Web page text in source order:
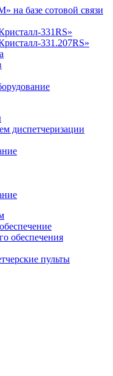
на базе сотовой связи
331RS»
331.207RS»
диспетчеризации
обеспечения
пульты